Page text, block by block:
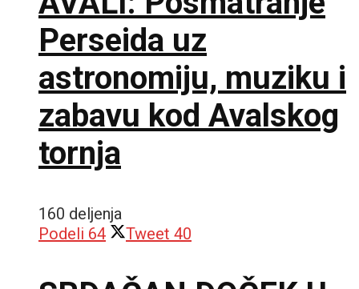
Perseida uz
astronomiju, muziku i
zabavu kod Avalskog
tornja
160 deljenja
Podeli 64 Tweet 40